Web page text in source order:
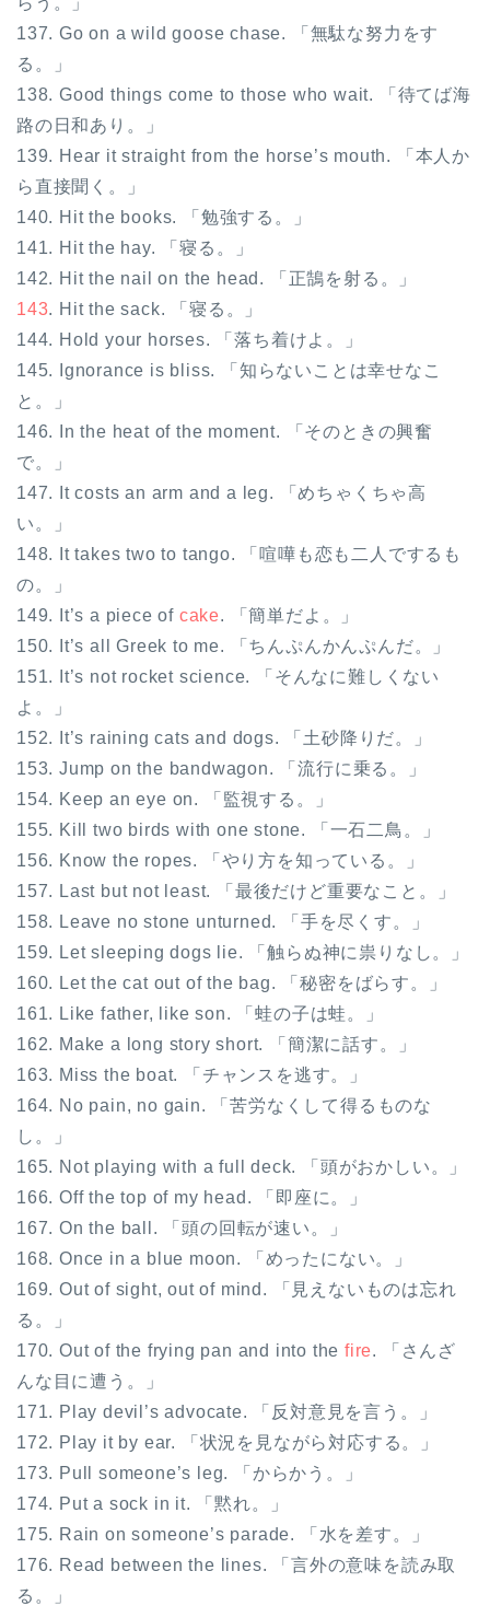
137. Go on a wild goose chase. 「無駄な努力をす
る。」
138. Good things come to those who wait. 「待てば海
路の日和あり。」
139. Hear it straight from the horse’s mouth. 「本人か
ら直接聞く。」
140. Hit the books. 「勉強する。」
141. Hit the hay. 「寝る。」
142. Hit the nail on the head. 「正鵠を射る。」
143. Hit the sack. 「寝る。」
144. Hold your horses. 「落ち着けよ。」
145. Ignorance is bliss. 「知らないことは幸せなこ
と。」
146. In the heat of the moment. 「そのときの興奮
で。」
147. It costs an arm and a leg. 「めちゃくちゃ高
い。」
148. It takes two to tango. 「喧嘩も恋も二人でするも
の。」
149. It’s a piece of cake. 「簡単だよ。」
150. It’s all Greek to me. 「ちんぷんかんぷんだ。」
151. It’s not rocket science. 「そんなに難しくない
よ。」
152. It’s raining cats and dogs. 「土砂降りだ。」
153. Jump on the bandwagon. 「流行に乗る。」
154. Keep an eye on. 「監視する。」
155. Kill two birds with one stone. 「一石二鳥。」
156. Know the ropes. 「やり方を知っている。」
157. Last but not least. 「最後だけど重要なこと。」
158. Leave no stone unturned. 「手を尽くす。」
159. Let sleeping dogs lie. 「触らぬ神に祟りなし。」
160. Let the cat out of the bag. 「秘密をばらす。」
161. Like father, like son. 「蛙の子は蛙。」
162. Make a long story short. 「簡潔に話す。」
163. Miss the boat. 「チャンスを逃す。」
164. No pain, no gain. 「苦労なくして得るものな
し。」
165. Not playing with a full deck. 「頭がおかしい。」
166. Off the top of my head. 「即座に。」
167. On the ball. 「頭の回転が速い。」
168. Once in a blue moon. 「めったにない。」
169. Out of sight, out of mind. 「見えないものは忘れ
る。」
170. Out of the frying pan and into the fire. 「さんざ
んな目に遭う。」
171. Play devil’s advocate. 「反対意見を言う。」
172. Play it by ear. 「状況を見ながら対応する。」
173. Pull someone’s leg. 「からかう。」
174. Put a sock in it. 「黙れ。」
175. Rain on someone’s parade. 「水を差す。」
176. Read between the lines. 「言外の意味を読み取
る。」